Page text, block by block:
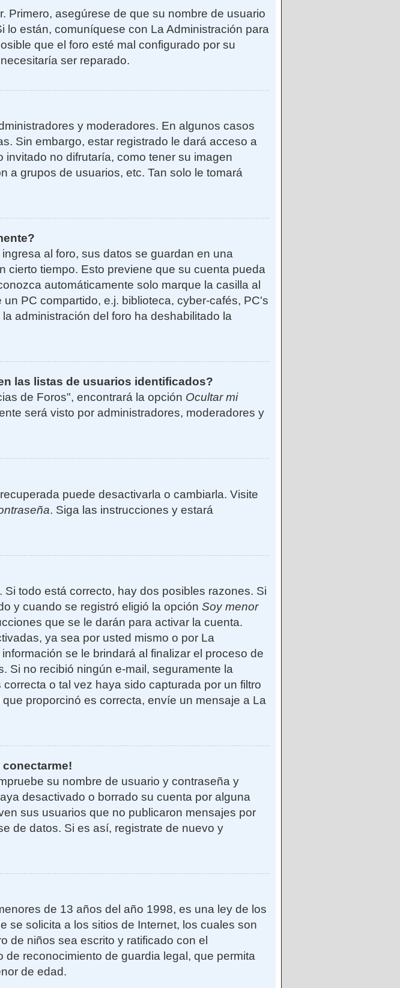
Primero, asegúrese de que su nombre de usuario
están, comuníquese con La Administración para
que el foro esté mal configurado por su
ser reparado.
y moderadores. En algunos casos
Sin embargo, estar registrado le dará acceso a
no difrutaría, como tener su imagen
a grupos de usuarios, etc. Tan solo le tomará
al foro, sus datos se guardan en una
cierto tiempo. Esto previene que su cuenta pueda
automáticamente solo marque la casilla al
PC compartido, e.j. biblioteca, cyber-cafés, PC's
administración del foro ha deshabilitado la
las listas de usuarios identificados?
de Foros", encontrará la opción Ocultar mi
será visto por administradores, moderadores y
puede desactivarla o cambiarla. Visite
. Siga las instrucciones y estará
todo está correcto, hay dos posibles razones. Si
y cuando se registró eligió la opción Soy menor
que se le darán para activar la cuenta.
ya sea por usted mismo o por La
se le brindará al finalizar el proceso de
Si no recibió ningún e-mail, seguramente la
o tal vez haya sido capturada por un filtro
proporcinó es correcta, envíe un mensaje a La
conectarme!
su nombre de usuario y contraseña y
desactivado o borrado su cuenta por alguna
sus usuarios que no publicaron mensajes por
de datos. Si es así, registrate de nuevo y
de 13 años del año 1998, es una ley de los
se solicita a los sitios de Internet, los cuales son
de niños sea escrito y ratificado con el
reconocimiento de guardia legal, que permita
de edad.